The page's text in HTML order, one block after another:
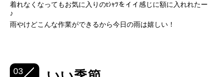
着れなくなってもお気に入りのtｼｬﾂをイイ感じに額に入れれたー
♪
雨やけどこんな作業ができるから今日の雨は嬉しい！
03